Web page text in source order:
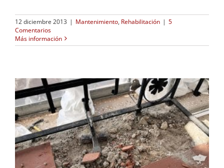
12 diciembre 2013 | Mantenimiento, Rehabilitación | 5
Comentarios
Más información